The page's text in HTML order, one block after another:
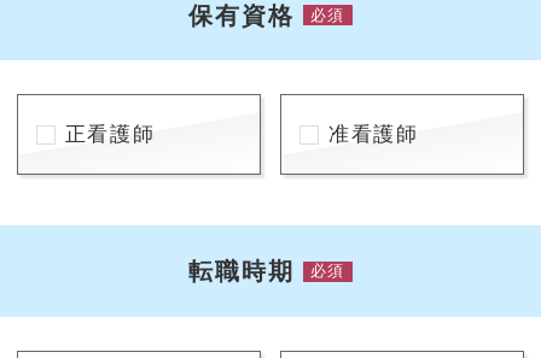
保有資格 必須
正看護師 准看護師
転職時期 必須